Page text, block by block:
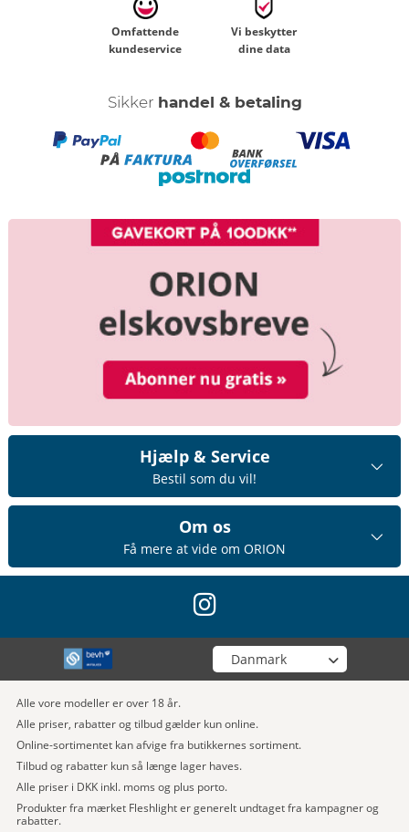
Omfattende
kundeservice
Vi beskytter
dine data
Sikker handel & betaling
Hjælp & Service
Bestil som du vil!
Om os
Få mere at vide om ORION
instagram
Vælg din butik
Alle vore modeller er over 18 år.
Alle priser, rabatter og tilbud gælder kun online.
Online-sortimentet kan afvige fra butikkernes sortiment.
Tilbud og rabatter kun så længe lager haves.
Alle priser i DKK inkl. moms og plus porto.
Produkter fra mærket Fleshlight er generelt undtaget fra kampagner og
rabatter.